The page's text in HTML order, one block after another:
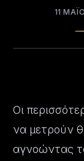
11
Οι
να μετρούν
αγνοώντας